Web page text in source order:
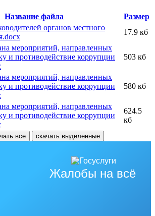
Название файла
Размер
органов местного
17.9 кб
мероприятий, направленных
и противодействие коррупции
503 кб
мероприятий, направленных
и противодействие коррупции
580 кб
мероприятий, направленных
и противодействие коррупции
624.5
кб
все скачать выделенные
Жалобы на всё